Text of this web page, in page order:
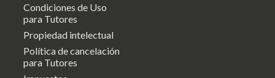
Condiciones de Uso
para Tutores
Propiedad intelectual
Política de cancelación
para Tutores